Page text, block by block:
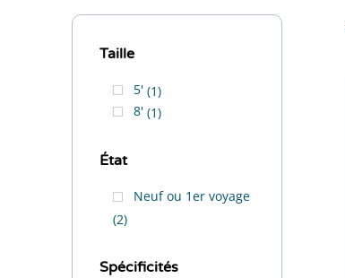
Taille
5' 1
8' 1
État
Neuf ou 1er voyage
2
Spécificités